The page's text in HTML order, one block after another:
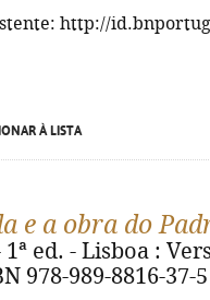
http://
À LISTA
e a obra do
ed. - Lisboa :
978-989-8816-37-5